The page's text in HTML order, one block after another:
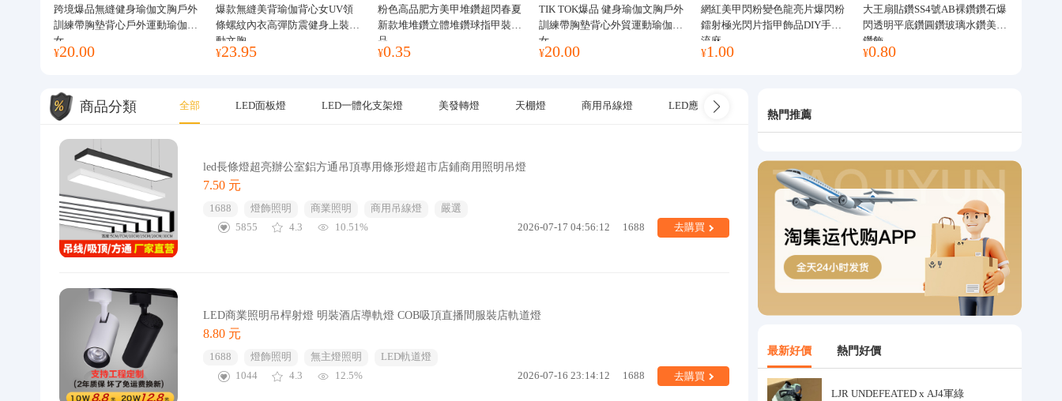
跨境爆品無縫健身瑜伽文胸戶外
訓練帶胸墊背心戶外運動瑜伽服
女
¥20.00
爆款無縫美背瑜伽背心女UV領
條螺紋內衣高彈防震健身上裝運
動文胸
¥23.95
粉色高品肥方美甲堆鑽超閃春夏
新款堆堆鑽立體堆鑽球指甲裝飾
品
¥0.35
TIK TOK爆品 健身瑜伽文胸戶外
訓練帶胸墊背心外貿運動瑜伽服
女
¥20.00
網紅美甲閃粉變色龍亮片爆閃粉
鐳射極光閃片指甲飾品DIY手工
流麻
¥1.00
大王扇貼鑽SS4號AB裸鑽鑽石爆
閃透明平底鑽圓鑽玻璃水鑽美甲
鑽飾
¥0.80
商品分類 全部 LED面板燈 LED一體化支架燈 美發轉燈 天棚燈 商用吊線燈 LED應急燈 窗臺燈
led長條燈超亮辦公室鋁方通吊頂專用條形燈超市店鋪商用照明吊燈
7.50 元
1688 燈飾照明 商業照明 商用吊線燈
嚴選
5855
4.3 10.51% 2026-07-17 04:56:12 1688 去購買
LED商業照明吊桿射燈 明裝酒店導軌燈 COB吸頂直播間服裝店軌道燈
8.80 元
1688 燈飾照明 無主燈照明
LED軌道燈
1044
4.3 12.5% 2026-07-16 23:14:12 1688 去購買
熱門推薦
最新好價 熱門好價
LJR UNDEFEATED x AJ4軍綠